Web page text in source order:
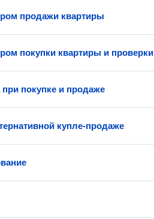
продажи квартиры
покупки квартиры и проверки
покупке и продаже
купле-продаже